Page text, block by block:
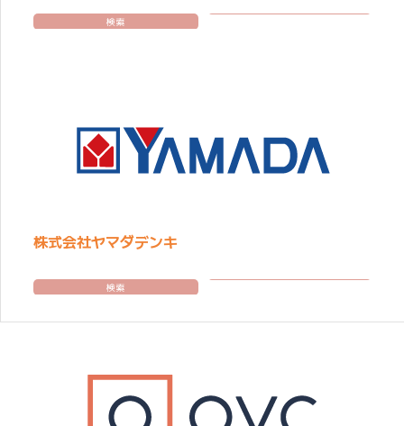
検索
株式会社ヤマダデンキ
検索